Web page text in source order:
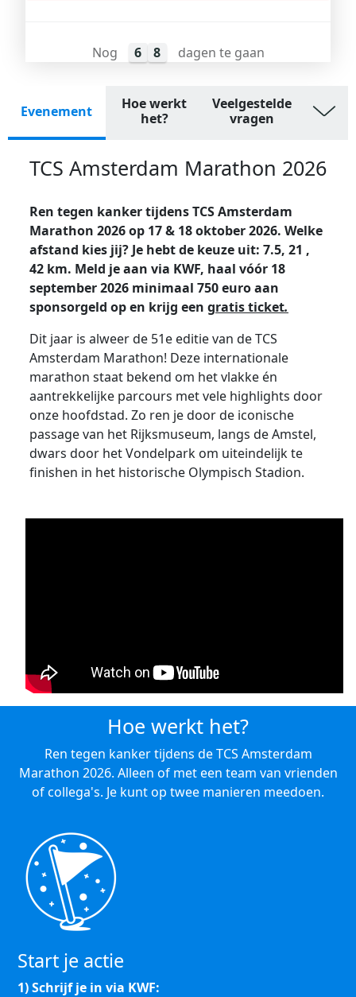
Nog 6 8 dagen te gaan
Evenement
Hoe werkt
het?
Veelgestelde
vragen
TCS Amsterdam Marathon 2026
Ren tegen kanker tijdens TCS Amsterdam
Marathon 2026 op 17 & 18 oktober 2026. Welke
afstand kies jij? Je hebt de keuze uit: 7.5, 21 ,
42 km. Meld je aan via KWF, haal vóór 18
september 2026 minimaal 750 euro aan
sponsorgeld op en krijg een gratis ticket.
Dit jaar is alweer de 51e editie van de TCS
Amsterdam Marathon! Deze internationale
marathon staat bekend om het vlakke én
aantrekkelijke parcours met vele highlights door
onze hoofdstad. Zo ren je door de iconische
passage van het Rijksmuseum, langs de Amstel,
dwars door het Vondelpark om uiteindelijk te
finishen in het historische Olympisch Stadion.
Hoe werkt het?
Ren tegen kanker tijdens de TCS Amsterdam
Marathon 2026. Alleen of met een team van vrienden
of collega's. Je kunt op twee manieren meedoen.
Start je actie
1) Schrijf je in via KWF: